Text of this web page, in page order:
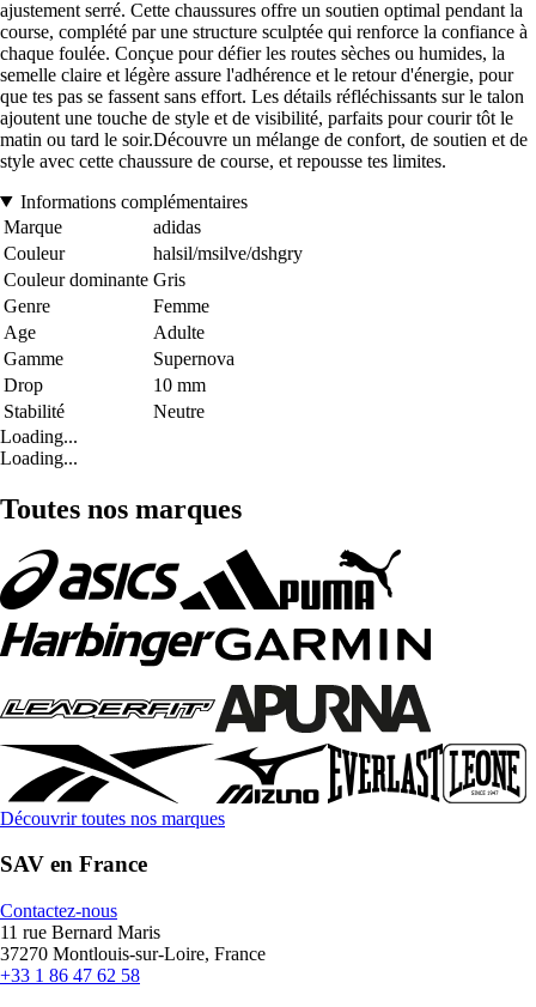
ajustement serré. Cette chaussures offre un soutien optimal pendant la
course, complété par une structure sculptée qui renforce la confiance à
chaque foulée. Conçue pour défier les routes sèches ou humides, la
semelle claire et légère assure l'adhérence et le retour d'énergie, pour
que tes pas se fassent sans effort. Les détails réfléchissants sur le talon
ajoutent une touche de style et de visibilité, parfaits pour courir tôt le
matin ou tard le soir.Découvre un mélange de confort, de soutien et de
style avec cette chaussure de course, et repousse tes limites.
Informations complémentaires
Marque
adidas
Couleur
halsil/msilve/dshgry
Couleur dominante Gris
Genre
Femme
Age
Adulte
Gamme
Supernova
Drop
10 mm
Stabilité
Neutre
Loading...
Loading...
Toutes nos marques
Découvrir toutes nos marques
SAV en France
Contactez-nous
11 rue Bernard Maris
37270 Montlouis-sur-Loire, France
+33 1 86 47 62 58